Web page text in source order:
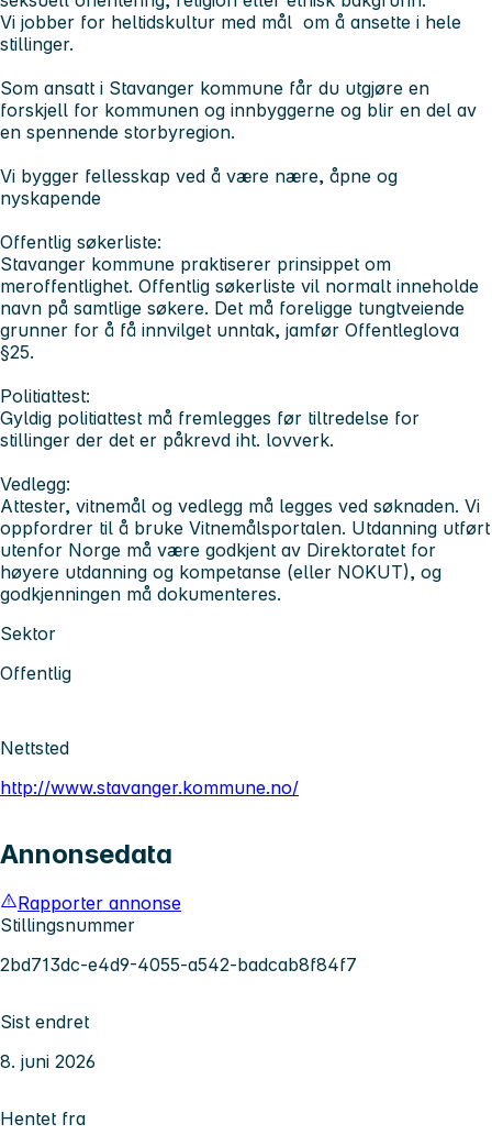
Vi jobber for heltidskultur med mål om å ansette i hele
stillinger.
Som ansatt i Stavanger kommune får du utgjøre en
forskjell for kommunen og innbyggerne og blir en del av
en spennende storbyregion.
Vi bygger fellesskap ved å være nære, åpne og
nyskapende
Offentlig søkerliste:
Stavanger kommune praktiserer prinsippet om
meroffentlighet. Offentlig søkerliste vil normalt inneholde
navn på samtlige søkere. Det må foreligge tungtveiende
grunner for å få innvilget unntak, jamfør Offentleglova
§25.
Politiattest:
Gyldig politiattest må fremlegges før tiltredelse for
stillinger der det er påkrevd iht. lovverk.
Vedlegg:
Attester, vitnemål og vedlegg må legges ved søknaden. Vi
oppfordrer til å bruke Vitnemålsportalen. Utdanning utført
utenfor Norge må være godkjent av Direktoratet for
høyere utdanning og kompetanse (eller NOKUT), og
godkjenningen må dokumenteres.
Sektor
Offentlig
Nettsted
http://www.stavanger.kommune.no/
Annonsedata
Rapporter annonse
Stillingsnummer
2bd713dc-e4d9-4055-a542-badcab8f84f7
Sist endret
8. juni 2026
Hentet fra